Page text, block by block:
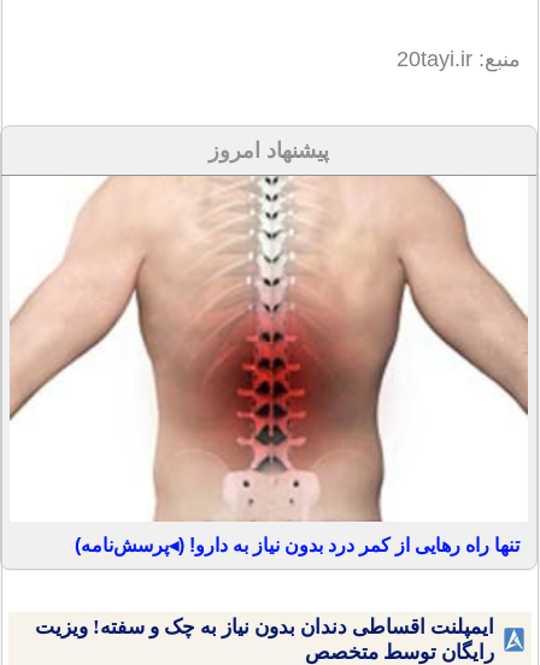
منبع: 20tayi.ir
پیشنهاد امروز
تنها راه رهایی از کمر درد بدون نیاز به دارو! (◂پرسش‌نامه)
ایمپلنت اقساطی دندان بدون نیاز به چک و سفته! ویزیت
رایگان توسط متخصص